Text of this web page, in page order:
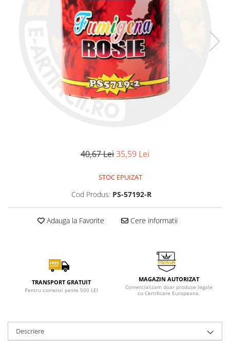
40,67 Lei35,59 Lei
STOC EPUIZAT
Cod Produs: PS-57192-R
Adauga la Favorite Cere informatii
TRANSPORT GRATUIT
Pentru comenzi peste 500 LEI
MAGAZIN AUTORIZAT
Comercializam doar produse legale
cu Certificare Europeana.
Descriere